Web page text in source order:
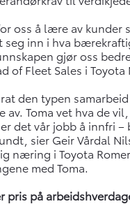
oss å lære av kunder
seg inn i hva
gjør oss
of Fleet Sales i Toyota
den typen
av. Toma vet hva de
det vår jobb å innfri –
sier Geir Vårdal
næring i Toyota
med Toma.
pris på